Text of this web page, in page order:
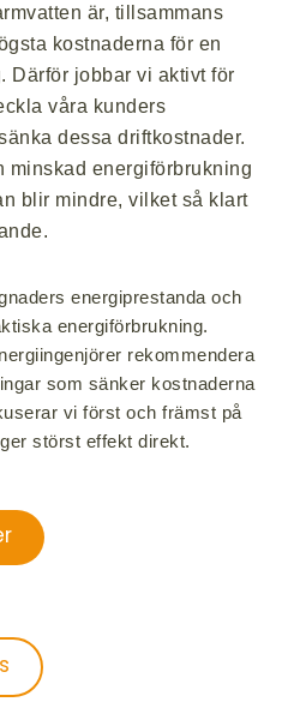
är, tillsammans
kostnaderna för en
Därför jobbar vi aktivt för
våra kunders
dessa driftkostnader.
minskad energiförbrukning
blir mindre, vilket så klart
energiprestanda och
energiförbrukning.
rekommendera
som sänker kostnaderna
vi först och främst på
störst effekt direkt.